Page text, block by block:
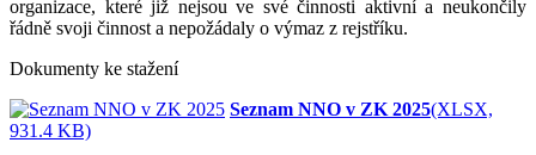
organizace, které již nejsou ve své činnosti aktivní a neukončily
řádně svoji činnost a nepožádaly o výmaz z rejstříku.
Dokumenty ke stažení
Seznam NNO v ZK 2025(XLSX,
931.4 KB)